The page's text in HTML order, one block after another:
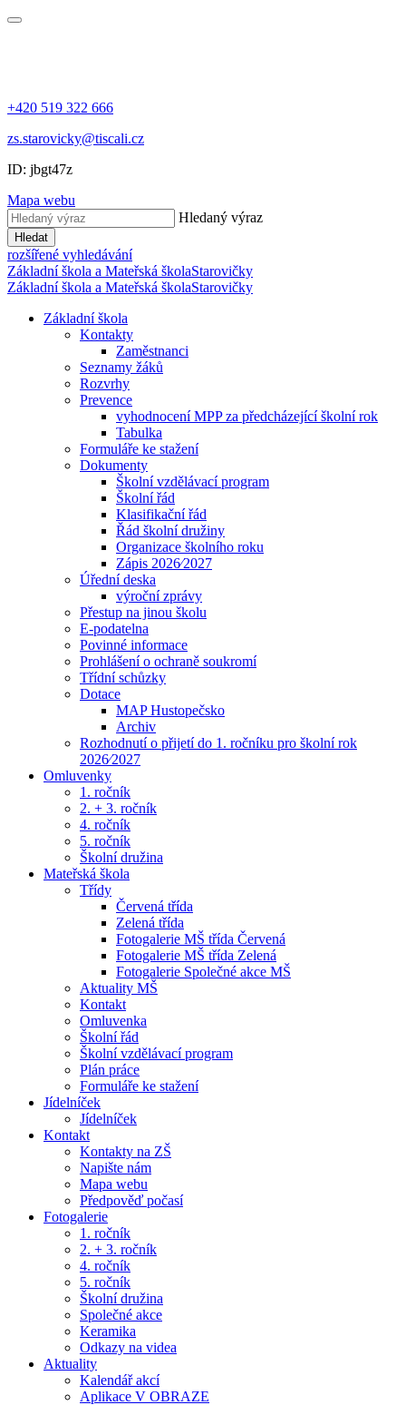
+420 519 322 666
zs.starovicky@tiscali.cz
ID: jbgt47z
Mapa webu
Hledaný výraz
Hledat
rozšířené vyhledávání
Základní škola a Mateřská školaStarovičky
Základní škola a Mateřská školaStarovičky
Základní škola
Kontakty
Zaměstnanci
Seznamy žáků
Rozvrhy
Prevence
vyhodnocení MPP za předcházející školní rok
Tabulka
Formuláře ke stažení
Dokumenty
Školní vzdělávací program
Školní řád
Klasifikační řád
Řád školní družiny
Organizace školního roku
Zápis 2026⁄2027
Úřední deska
výroční zprávy
Přestup na jinou školu
E-podatelna
Povinné informace
Prohlášení o ochraně soukromí
Třídní schůzky
Dotace
MAP Hustopečsko
Archiv
Rozhodnutí o přijetí do 1. ročníku pro školní rok
2026⁄2027
Omluvenky
1. ročník
2. + 3. ročník
4. ročník
5. ročník
Školní družina
Mateřská škola
Třídy
Červená třída
Zelená třída
Fotogalerie MŠ třída Červená
Fotogalerie MŠ třída Zelená
Fotogalerie Společné akce MŠ
Aktuality MŠ
Kontakt
Omluvenka
Školní řád
Školní vzdělávací program
Plán práce
Formuláře ke stažení
Jídelníček
Jídelníček
Kontakt
Kontakty na ZŠ
Napište nám
Mapa webu
Předpověď počasí
Fotogalerie
1. ročník
2. + 3. ročník
4. ročník
5. ročník
Školní družina
Společné akce
Keramika
Odkazy na videa
Aktuality
Kalendář akcí
Aplikace V OBRAZE